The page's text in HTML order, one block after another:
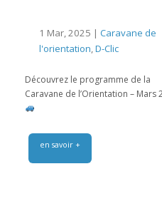
1 Mar, 2025 | Caravane de
l'orientation,D-Clic
Découvrez le programme de la
Caravane de l’Orientation – Mars
en savoir +